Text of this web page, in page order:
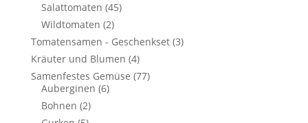
Salattomaten (45)
Wildtomaten (2)
Tomatensamen - Geschenkset (3)
Kräuter und Blumen (4)
Samenfestes Gemüse (77)
Auberginen (6)
Bohnen (2)